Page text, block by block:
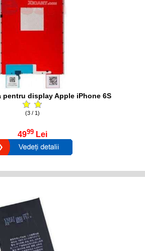
pentru display Apple iPhone 6S
(3 / 1)
4999 Lei